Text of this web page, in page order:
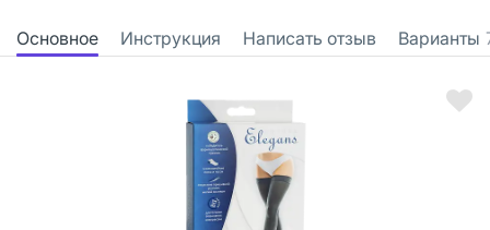
Основное Инструкция Написать отзыв Варианты